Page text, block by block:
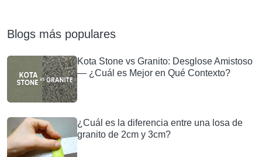
Blogs más populares
Kota Stone vs Granito: Desglose Amistoso
— ¿Cuál es Mejor en Qué Contexto?
¿Cuál es la diferencia entre una losa de
granito de 2cm y 3cm?